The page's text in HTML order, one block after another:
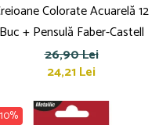
Colorate Acuarelă 12
Buc + Pensulă Faber-Castell
26,90 Lei
24,21 Lei